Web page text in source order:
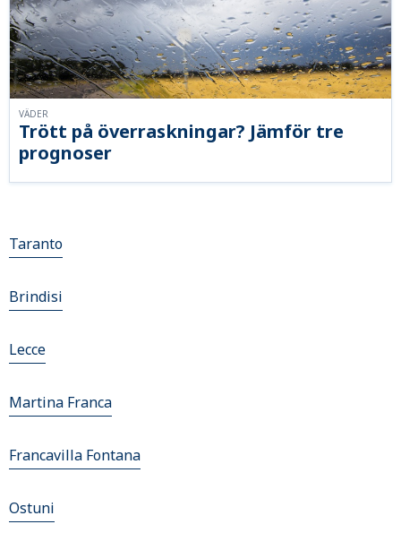
Trött på överraskningar? Jämför tre
prognoser
VÄDER
Taranto
Brindisi
Lecce
Martina Franca
Francavilla Fontana
Ostuni